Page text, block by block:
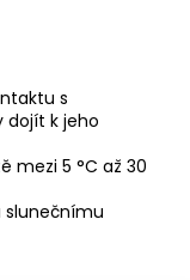
s
dojít k jeho
mezi 5 °C až 30